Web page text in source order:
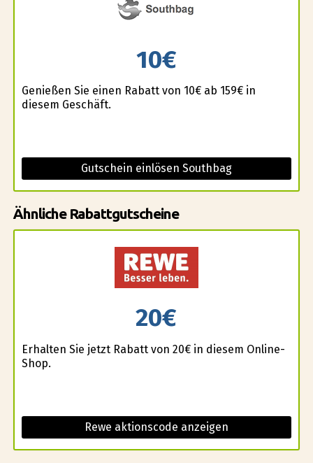
10€
Genießen Sie einen Rabatt von 10€ ab 159€ in
diesem Geschäft.
Gutschein einlösen Southbag
Ähnliche Rabattgutscheine
20€
Erhalten Sie jetzt Rabatt von 20€ in diesem Online-
Shop.
Rewe aktionscode anzeigen